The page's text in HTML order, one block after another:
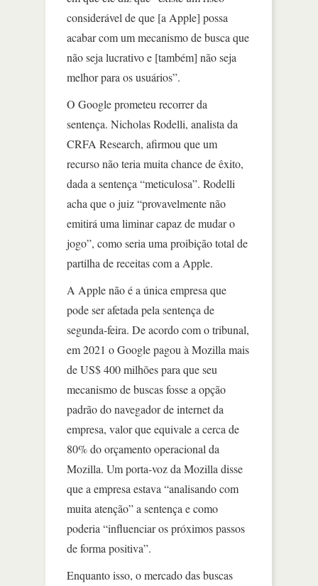
considerável de que [a Apple] possa
acabar com um mecanismo de busca que
não seja lucrativo e [também] não seja
melhor para os usuários”.
O Google prometeu recorrer da
sentença. Nicholas Rodelli, analista da
CRFA Research, afirmou que um
recurso não teria muita chance de êxito,
dada a sentença “meticulosa”. Rodelli
acha que o juiz “provavelmente não
emitirá uma liminar capaz de mudar o
jogo”, como seria uma proibição total de
partilha de receitas com a Apple.
A Apple não é a única empresa que
pode ser afetada pela sentença de
segunda-feira. De acordo com o tribunal,
em 2021 o Google pagou à Mozilla mais
de US$ 400 milhões para que seu
mecanismo de buscas fosse a opção
padrão do navegador de internet da
empresa, valor que equivale a cerca de
80% do orçamento operacional da
Mozilla. Um porta-voz da Mozilla disse
que a empresa estava “analisando com
muita atenção” a sentença e como
poderia “influenciar os próximos passos
de forma positiva”.
Enquanto isso, o mercado das buscas